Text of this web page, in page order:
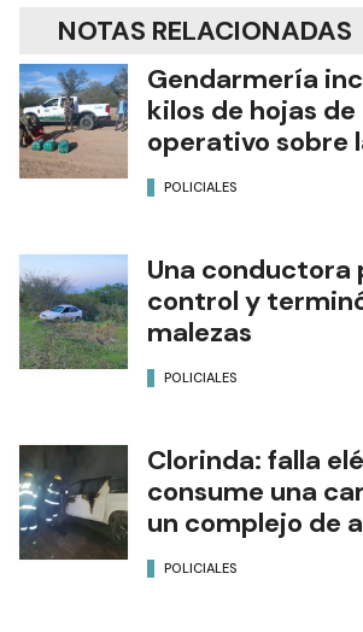
NOTAS RELACIONADAS
Gendarmería
kilos de hojas
operativo sobre
POLICIALES
Una conductora
control y
malezas
POLICIALES
Clorinda: falla
consume una
un complejo de
POLICIALES